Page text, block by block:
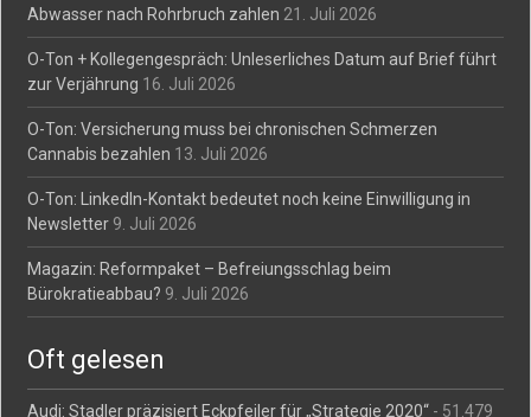
Abwasser nach Rohrbruch zahlen 21. Juli 2026
O-Ton + Kollegengespräch: Unleserliches Datum auf Brief führt
zur Verjährung 16. Juli 2026
O-Ton: Versicherung muss bei chronischen Schmerzen
Cannabis bezahlen 13. Juli 2026
O-Ton: LinkedIn-Kontakt bedeutet noch keine Einwilligung in
Newsletter 9. Juli 2026
Magazin: Reformpaket – Befreiungsschlag beim
Bürokratieabbau? 9. Juli 2026
Oft gelesen
Audi: Stadler präzisiert Eckpfeiler für „Strategie 2020“ - 51.479